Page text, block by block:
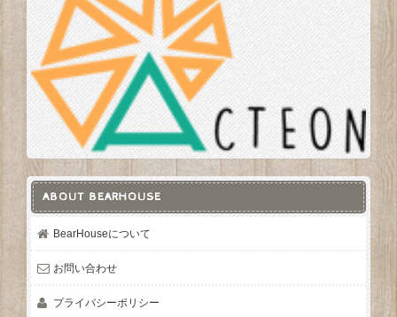
ABOUT BEARHOUSE
BearHouseについて
お問い合わせ
プライバシーポリシー